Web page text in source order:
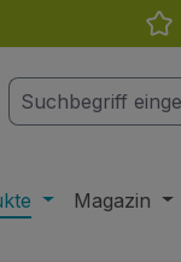
Magazin